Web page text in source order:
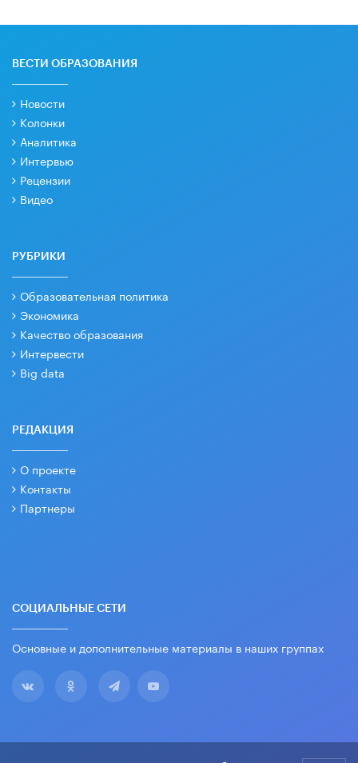
ВЕСТИ ОБРАЗОВАНИЯ
Новости
Колонки
Аналитика
Интервью
Рецензии
Видео
РУБРИКИ
Образовательная политика
Экономика
Качество образования
Интервести
Big data
РЕДАКЦИЯ
О проекте
Контакты
Партнеры
СОЦИАЛЬНЫЕ СЕТИ
Основные и дополнительные материалы в наших группах